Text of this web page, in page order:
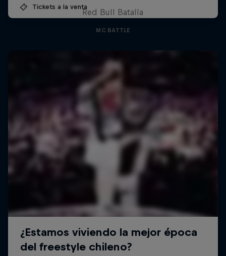
Tickets a la venta
Red Bull Batalla
MC BATTLE